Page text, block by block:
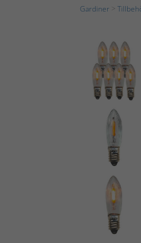
Gardiner